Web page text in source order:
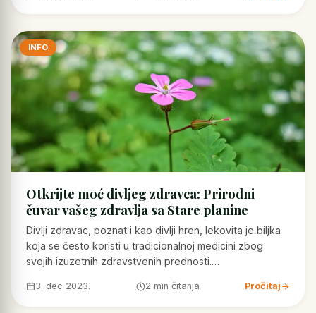
INFO
Otkrijte moć divljeg zdravca: Prirodni
čuvar vašeg zdravlja sa Stare planine
Divlji zdravac, poznat i kao divlji hren, lekovita je biljka
koja se često koristi u tradicionalnoj medicini zbog
svojih izuzetnih zdravstvenih prednosti.…
3. dec 2023. 2 min čitanja Pročitaj